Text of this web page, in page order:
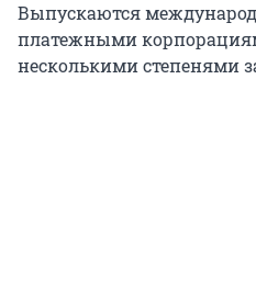
Выпускаются
платежными
несколькими степенями